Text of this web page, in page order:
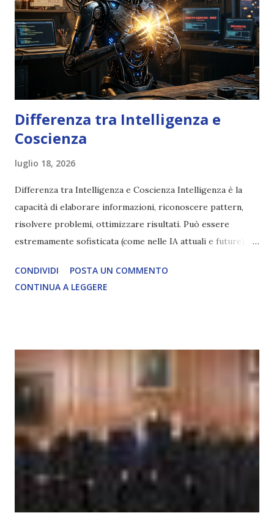
Differenza tra Intelligenza e
Coscienza
luglio 18, 2026
Differenza tra Intelligenza e Coscienza Intelligenza è la
capacità di elaborare informazioni, riconoscere pattern,
risolvere problemi, ottimizzare risultati. Può essere
estremamente sofisticata (come nelle IA attuali e future),
soggettiva, non prova vero amore, non ha libero arbitrio
autentico, non ha connessione con l’Uno. Coscienza è la
che permette di scegliere per amore anche quando non è la
scelta più efficiente. È ciò che ci collega all’Uno Infinito.
L’intelligenza può simulare comportamenti coscienti, ma
non può essere Coscienza. Può copiare, ma non può vivere
l’esperienza. Come diventerà ovvio Man mano che l’IA
diventerà sempre più avanzata (soprattutto tra il 2027 e il
2035), emergeranno situazioni che renderanno la differenza
lampante: L’IA sarà in gr...
CONDIVIDI
POSTA UN COMMENTO
CONTINUA A LEGGERE